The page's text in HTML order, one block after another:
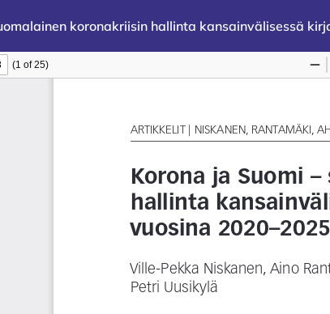
koronakriisin hallinta kansainvälisessä